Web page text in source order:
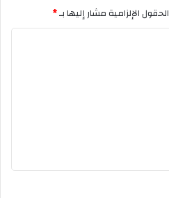
الحقول الإلزامية مشار إليها بـ*